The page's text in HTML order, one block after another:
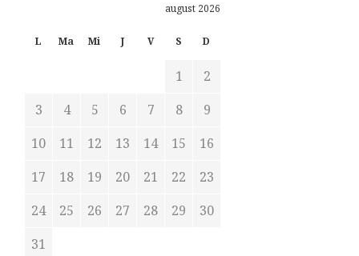
august 2026
L Ma Mi J V S D
1
2
3
4 5 6 7 8
9
10
11 12 13 14 15
16
17
18 19 20 21 22
23
24
25 26 27 28 29
30
31